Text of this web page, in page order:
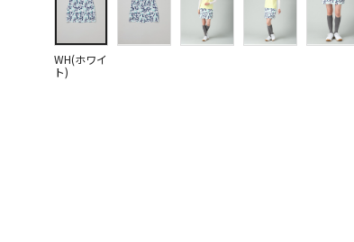
WH(ホワイ
ト)